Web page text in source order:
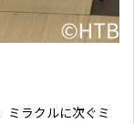
ミラクルに次ぐミ